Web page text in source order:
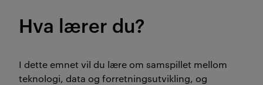
Hva lærer du?
I dette emnet vil du lære om samspillet mellom
teknologi, data og forretningsutvikling, og